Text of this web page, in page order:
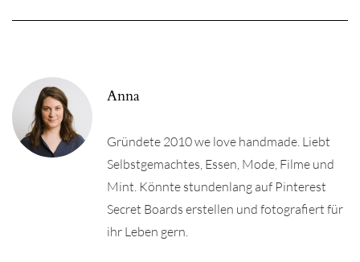
Anna
Gründete 2010 we love handmade. Liebt
Selbstgemachtes, Essen, Mode, Filme und
Mint. Könnte stundenlang auf Pinterest
Secret Boards erstellen und fotografiert für
ihr Leben gern.